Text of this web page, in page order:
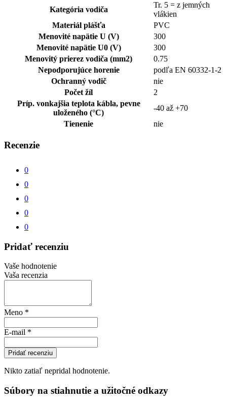
Kategória vodiča
Tr. 5 = z jemných
vlákien
Materiál plášťa
PVC
Menovité napätie U (V)
300
Menovité napätie U0 (V)
300
Menovitý prierez vodiča (mm2)
0.75
Nepodporujúce horenie
podľa EN 60332-1-2
Ochranný vodič
nie
Počet žíl
2
Príp. vonkajšia teplota kábla, pevne
uloženého (°C)
-40 až +70
Tienenie
nie
Recenzie
0
0
0
0
0
Pridať recenziu
Vaše hodnotenie
Vaša recenzia
Meno *
E-mail *
Pridať recenziu
Nikto zatiaľ nepridal hodnotenie.
Súbory na stiahnutie a užitočné odkazy